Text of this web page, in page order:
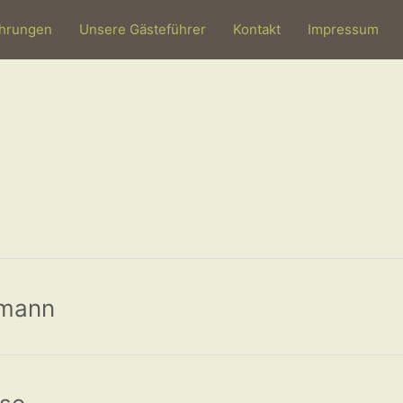
Unsere Gästeführer Kontakt Impressum